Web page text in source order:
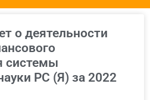
о деятельности
системы
РС (Я) за 2022